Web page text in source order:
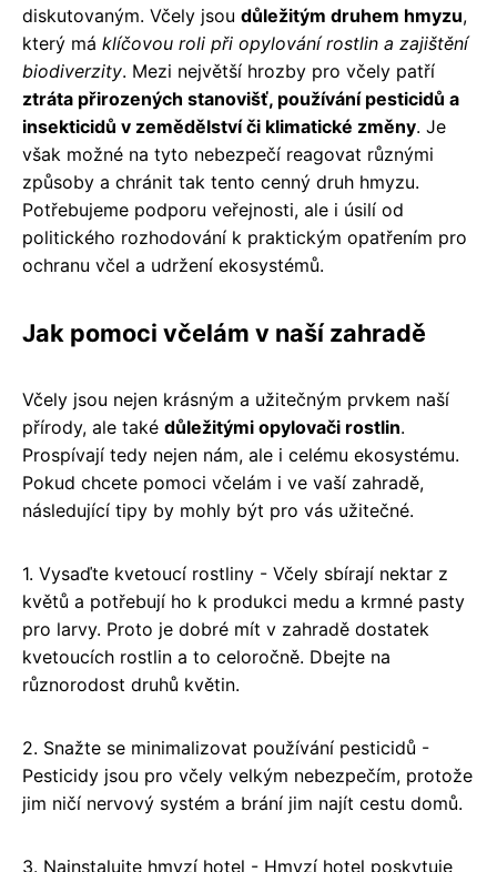
diskutovaným. Včely jsou důležitým druhem hmyzu,
který má klíčovou roli při opylování rostlin a zajištění
biodiverzity. Mezi největší hrozby pro včely patří
ztráta přirozených stanovišť, používání pesticidů a
insekticidů v zemědělství či klimatické změny. Je
však možné na tyto nebezpečí reagovat různými
způsoby a chránit tak tento cenný druh hmyzu.
Potřebujeme podporu veřejnosti, ale i úsilí od
politického rozhodování k praktickým opatřením pro
ochranu včel a udržení ekosystémů.
Jak pomoci včelám v naší zahradě
Včely jsou nejen krásným a užitečným prvkem naší
přírody, ale také důležitými opylovači rostlin.
Prospívají tedy nejen nám, ale i celému ekosystému.
Pokud chcete pomoci včelám i ve vaší zahradě,
následující tipy by mohly být pro vás užitečné.
1. Vysaďte kvetoucí rostliny - Včely sbírají nektar z
květů a potřebují ho k produkci medu a krmné pasty
pro larvy. Proto je dobré mít v zahradě dostatek
kvetoucích rostlin a to celoročně. Dbejte na
různorodost druhů květin.
2. Snažte se minimalizovat používání pesticidů -
Pesticidy jsou pro včely velkým nebezpečím, protože
jim ničí nervový systém a brání jim najít cestu domů.
3. Nainstalujte hmyzí hotel - Hmyzí hotel poskytuje